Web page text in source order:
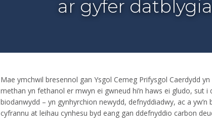
ar gyfer
Mae ymchwil bresennol gan Ysgol Cemeg Prifysgol Caerdydd
methan yn fethanol er mwyn ei gwneud hi’n haws ei gludo, sut
biodanwydd – yn gynhyrchion newydd, defnyddiadwy, ac a
cyfrannu at leihau cynhesu byd eang gan ddefnyddio carbon